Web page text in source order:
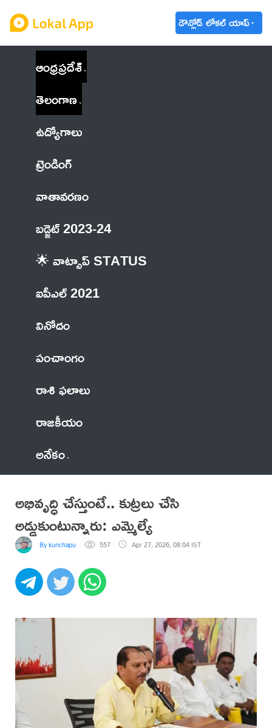
డౌన్లోడ్ లోకల్ యాప్
ఆంధ్రప్రదేశ్
తెలంగాణ
ఉద్యోగాలు
ట్రెండింగ్
వాతావరణం
బడ్జెట్ 2023-24
🌟 వాట్సాప్ STATUS
ఐపీఎల్ 2021
వినోదం
పంచాంగం
రాశి ఫలాలు
రాజకీయం
అనేకం
అభివృద్ధి చేస్తుంటే.. కుట్రలు చేసి
అడ్డుకుంటున్నారు: ఎమ్మెల్యే
By kunchapu 557 Apr 27, 2026, 08:04 IST